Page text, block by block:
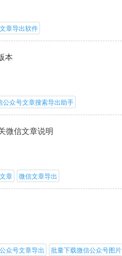
章导出软件
本
公众号文章搜索导出助手
微信文章说明
章 微信文章导出
众号文章导出 批量下载微信公众号图片